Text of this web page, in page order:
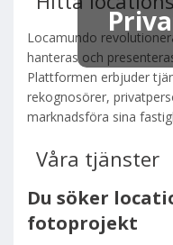
Locamundo
hanteras och
Plattformen erbjuder
rekognosörer,
marknadsföra sina
Våra tjänster
Du söker
fotoprojekt